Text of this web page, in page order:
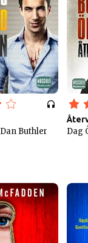
Buthler Dag